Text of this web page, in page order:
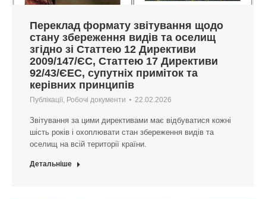
Переклад формату звітування щодо
стану збереження видів та оселищ
згідно зі Статтею 12 Директиви
2009/147/ЄС, Статтею 17 Директиви
92/43/ЄЕС, супутніх приміток та
керівних принципів
Публікації Робочі документи 22.02.2026
Звітування за цими директивами має відбуватися кожні
шість років і охоплювати стан збереження видів та
оселищ на всій території країни.
Детальніше